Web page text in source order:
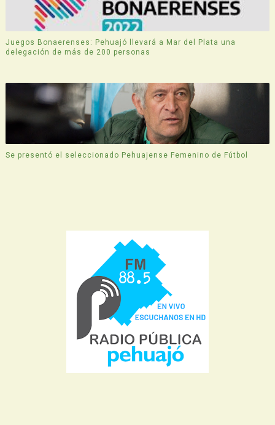
Juegos Bonaerenses: Pehuajó llevará a Mar del Plata una
delegación de más de 200 personas
Se presentó el seleccionado Pehuajense Femenino de Fútbol